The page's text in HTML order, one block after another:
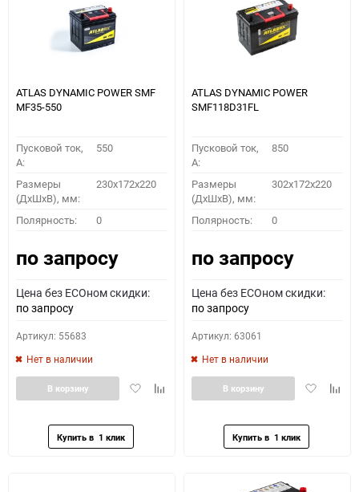
ATLAS DYNAMIC POWER SMF
MF35-550
Пусковой ток,
A:
550
Размеры
(ДхШхВ), мм:
230x172x220
Полярность: 0
по запросу
Цена без ECOном скидки:
по запросу
Артикул: 55683
Нет в наличии
ДобавитьДобавить
В корзину
ATLAS DYNAMIC POWER
SMF118D31FL
Пусковой ток,
A:
850
Размеры
(ДхШхВ), мм:
302x172x220
Полярность: 0
по запросу
Цена без ECOном скидки:
по запросу
Артикул: 63061
Нет в наличии
Добавить
В корзину